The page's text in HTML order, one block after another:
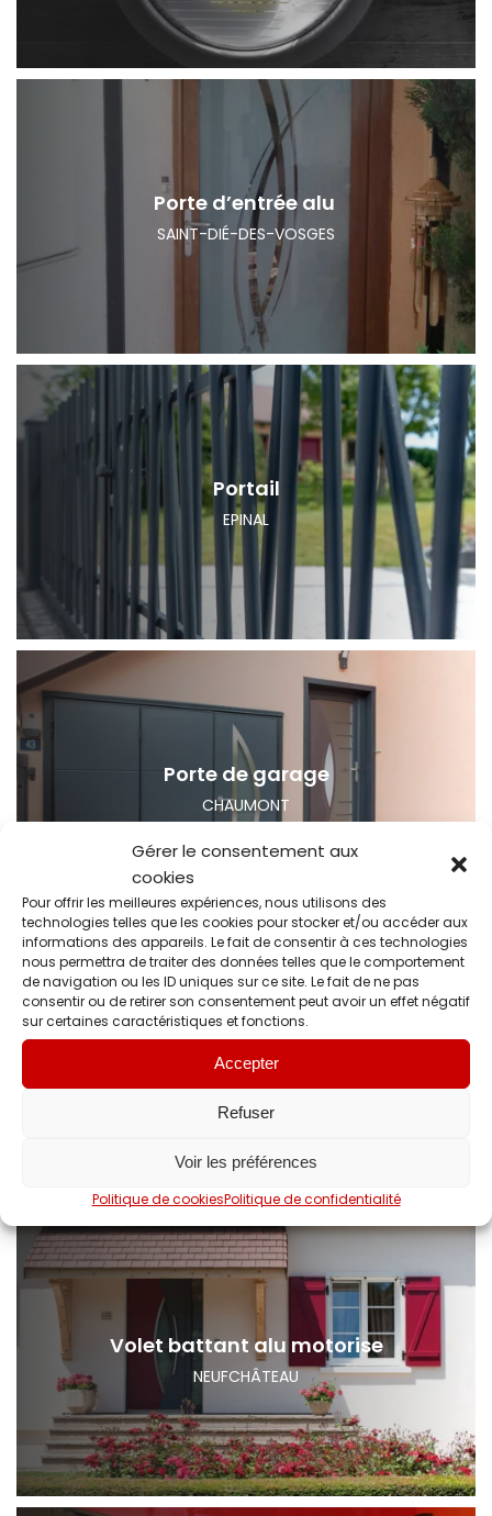
Gérer le consentement aux
cookies
Pour offrir les meilleures expériences, nous utilisons des
technologies telles que les cookies pour stocker et/ou accéder aux
informations des appareils. Le fait de consentir à ces technologies
nous permettra de traiter des données telles que le comportement
de navigation ou les ID uniques sur ce site. Le fait de ne pas
consentir ou de retirer son consentement peut avoir un effet négatif
sur certaines caractéristiques et fonctions.
Accepter
Refuser
Voir les préférences
Politique de cookiesPolitique de confidentialité
Porte d’entrée alu
SAINT-DIÉ-DES-VOSGES
Portail
EPINAL
Porte de garage
CHAUMONT
Menuiseries PVC
NANCY
Volet battant alu motorise
NEUFCHÂTEAU